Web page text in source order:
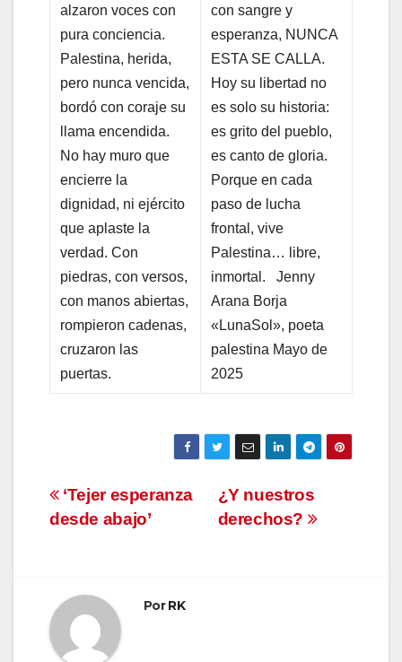
alzaron voces con
pura conciencia.
Palestina, herida,
pero nunca vencida,
bordó con coraje su
llama encendida.
No hay muro que
encierre la
dignidad, ni ejército
que aplaste la
verdad. Con
piedras, con versos,
con manos abiertas,
rompieron cadenas,
cruzaron las
puertas.
con sangre y
esperanza, NUNCA
ESTA SE CALLA.
Hoy su libertad no
es solo su historia:
es grito del pueblo,
es canto de gloria.
Porque en cada
paso de lucha
frontal, vive
Palestina… libre,
inmortal. Jenny
Arana Borja
«LunaSol», poeta
palestina Mayo de
2025
Navegación
de
¿Y nuestros
derechos?
‘Tejer esperanza
desde abajo’
PorRK